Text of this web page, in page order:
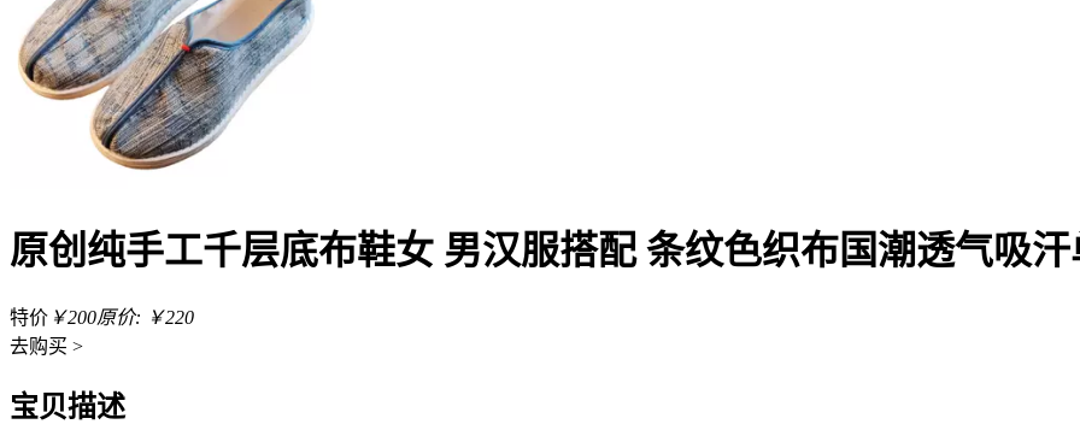
原创纯手工千层底布鞋女 男汉服搭配 条纹色织布国潮透气吸汗
特价 ￥200原价: ￥220
去购买 >
宝贝描述